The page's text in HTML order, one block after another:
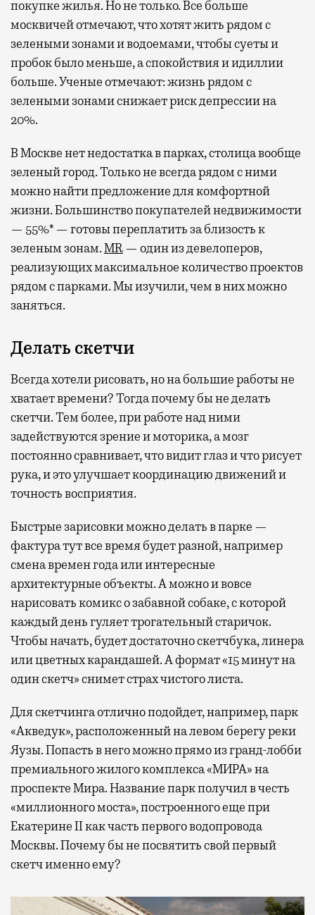
покупке жилья. Но не только. Все больше
москвичей отмечают, что хотят жить рядом с
зелеными зонами и водоемами, чтобы суеты и
пробок было меньше, а спокойствия и идиллии
больше. Ученые отмечают: жизнь рядом с
зелеными зонами снижает риск депрессии на
20%.
В Москве нет недостатка в парках, столица вообще
зеленый город. Только не всегда рядом с ними
можно найти предложение для комфортной
жизни. Большинство покупателей недвижимости
— 55%* — готовы переплатить за близость к
зеленым зонам.MR — один из девелоперов,
реализующих максимальное количество проектов
рядом с парками. Мы изучили, чем в них можно
заняться.
Делать скетчи
Всегда хотели рисовать, но на большие работы не
хватает времени? Тогда почему бы не делать
скетчи. Тем более, при работе над ними
задействуются зрение и моторика, а мозг
постоянно сравнивает, что видит глаз и что рисует
рука, и это улучшает координацию движений и
точность восприятия.
Быстрые зарисовки можно делать в парке —
фактура тут все время будет разной, например
смена времен года или интересные
архитектурные объекты. А можно и вовсе
нарисовать комикс о забавной собаке, с которой
каждый день гуляет трогательный старичок.
Чтобы начать, будет достаточно скетчбука, линера
или цветных карандашей. А формат «15 минут на
один скетч» снимет страх чистого листа.
Для скетчинга отлично подойдет, например, парк
«Акведук», расположенный на левом берегу реки
Яузы. Попасть в него можно прямо из гранд-лобби
премиального жилого комплекса «МИРА» на
проспекте Мира. Название парк получил в честь
«миллионного моста», построенного еще при
Екатерине II как часть первого водопровода
Москвы. Почему бы не посвятить свой первый
скетч именно ему?